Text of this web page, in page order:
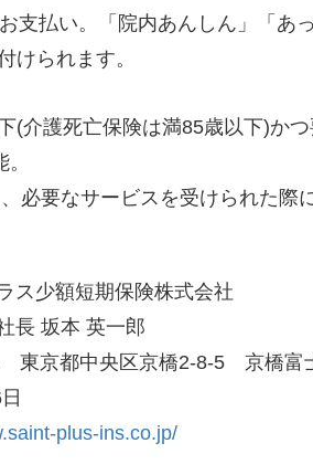
支払い。「院内あんしん」「あ
けられます。
(介護死亡保険は満85歳以下)か
必要なサービスを受けられた際
少額短期保険株式会社
長 坂本 英一郎
東京都中央区京橋2-8-5 京橋富
plus-ins.co.jp/